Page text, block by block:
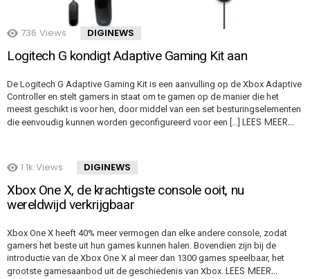
736 Views DIGINEWS
Logitech G kondigt Adaptive Gaming Kit aan
De Logitech G Adaptive Gaming Kit is een aanvulling op de Xbox Adaptive
Controller en stelt gamers in staat om te gamen op de manier die het
meest geschikt is voor hen, door middel van een set besturingselementen
die eenvoudig kunnen worden geconfigureerd voor een […] LEES MEER…
1.1k Views DIGINEWS
Xbox One X, de krachtigste console ooit, nu
wereldwijd verkrijgbaar
Xbox One X heeft 40% meer vermogen dan elke andere console, zodat
gamers het beste uit hun games kunnen halen. Bovendien zijn bij de
introductie van de Xbox One X al meer dan 1300 games speelbaar, het
grootste gamesaanbod uit de geschiedenis van Xbox. LEES MEER…